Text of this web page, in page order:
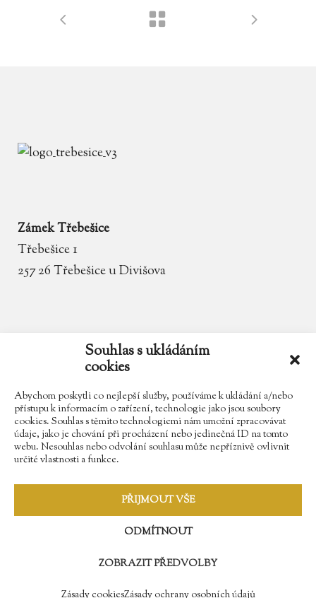
Souhlas s ukládáním
cookies
Abychom poskytli co nejlepší služby, používáme k ukládání a/nebo
přístupu k informacím o zařízení, technologie jako jsou soubory
cookies. Souhlas s těmito technologiemi nám umožní zpracovávat
údaje, jako je chování při procházení nebo jedinečná ID na tomto
webu. Nesouhlas nebo odvolání souhlasu může nepříznivě ovlivnit
určité vlastnosti a funkce.
PŘIJMOUT VŠE
ODMÍTNOUT
ZOBRAZIT PŘEDVOLBY
Zásady cookiesZásady ochrany osobních údajů
Zámek Třebešice
Třebešice 1
257 26 Třebešice u Divišova
zamek.trebesice@volny.cz
602 354 467
Najdete nás na Facebooku
Sledujte náš Instagram
© 2009 - 2018 Zámek Třebešice //Správa webů - Softmedia.cz
//Zásady ochrany osobních údajů